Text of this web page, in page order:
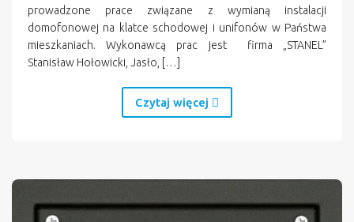
prowadzone prace związane z wymianą instalacji
domofonowej na klatce schodowej i unifonów w Państwa
mieszkaniach. Wykonawcą prac jest firma „STANEL”
Stanisław Hołowicki, Jasło, […]
Czytaj więcej